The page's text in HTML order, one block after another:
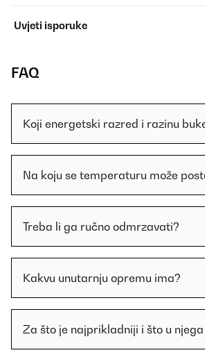
Uvjeti isporuke
FAQ
Koji energetski razred i razinu
Na koju se temperaturu može
Treba li ga ručno odmrzavati?
Kakvu unutarnju opremu ima?
Za što je najprikladniji i što u